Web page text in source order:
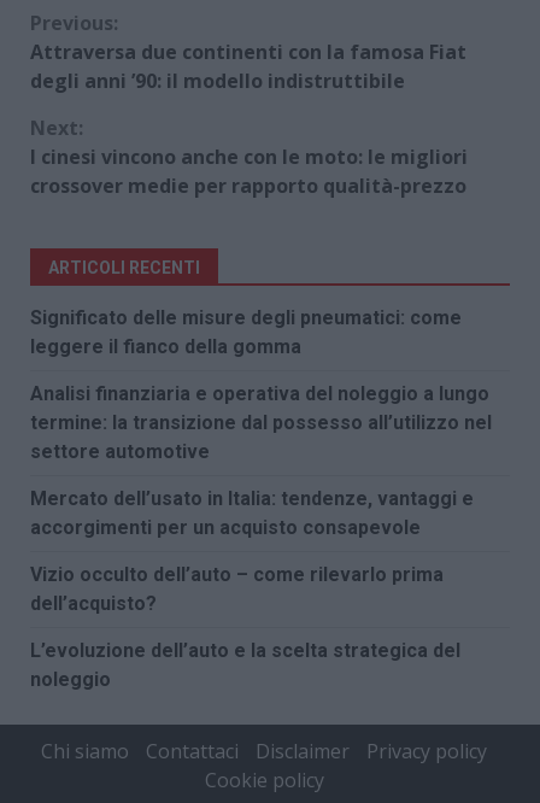
Continue
Reading
Previous:
Attraversa due continenti con la famosa Fiat
degli anni ’90: il modello indistruttibile
Next:
I cinesi vincono anche con le moto: le migliori
crossover medie per rapporto qualità-prezzo
ARTICOLI RECENTI
Significato delle misure degli pneumatici: come
leggere il fianco della gomma
Analisi finanziaria e operativa del noleggio a lungo
termine: la transizione dal possesso all’utilizzo nel
settore automotive
Mercato dell’usato in Italia: tendenze, vantaggi e
accorgimenti per un acquisto consapevole
Vizio occulto dell’auto – come rilevarlo prima
dell’acquisto?
L’evoluzione dell’auto e la scelta strategica del
noleggio
Chi siamo Contattaci Disclaimer
Privacy policy
Cookie policy